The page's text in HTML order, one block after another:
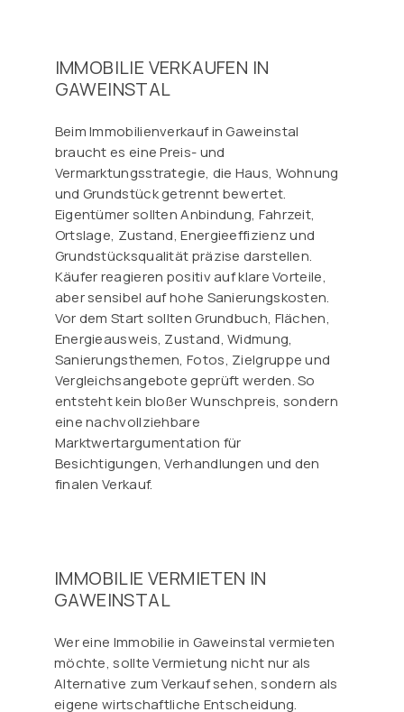
IMMOBILIE VERKAUFEN IN
GAWEINSTAL
Beim Immobilienverkauf in Gaweinstal
braucht es eine Preis- und
Vermarktungsstrategie, die Haus, Wohnung
und Grundstück getrennt bewertet.
Eigentümer sollten Anbindung, Fahrzeit,
Ortslage, Zustand, Energieeffizienz und
Grundstücksqualität präzise darstellen.
Käufer reagieren positiv auf klare Vorteile,
aber sensibel auf hohe Sanierungskosten.
Vor dem Start sollten Grundbuch, Flächen,
Energieausweis, Zustand, Widmung,
Sanierungsthemen, Fotos, Zielgruppe und
Vergleichsangebote geprüft werden. So
entsteht kein bloßer Wunschpreis, sondern
eine nachvollziehbare
Marktwertargumentation für
Besichtigungen, Verhandlungen und den
finalen Verkauf.
IMMOBILIE VERMIETEN IN
GAWEINSTAL
Wer eine Immobilie in Gaweinstal vermieten
möchte, sollte Vermietung nicht nur als
Alternative zum Verkauf sehen, sondern als
eigene wirtschaftliche Entscheidung.